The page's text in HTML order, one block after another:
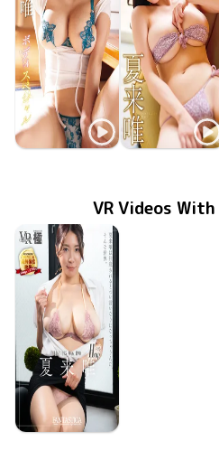
Yui Natsuki
Yui Natsuki
VR Videos
Yui Natsuki